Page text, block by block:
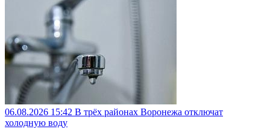
06.08.2026 15:42 В трёх районах Воронежа отключат
холодную воду